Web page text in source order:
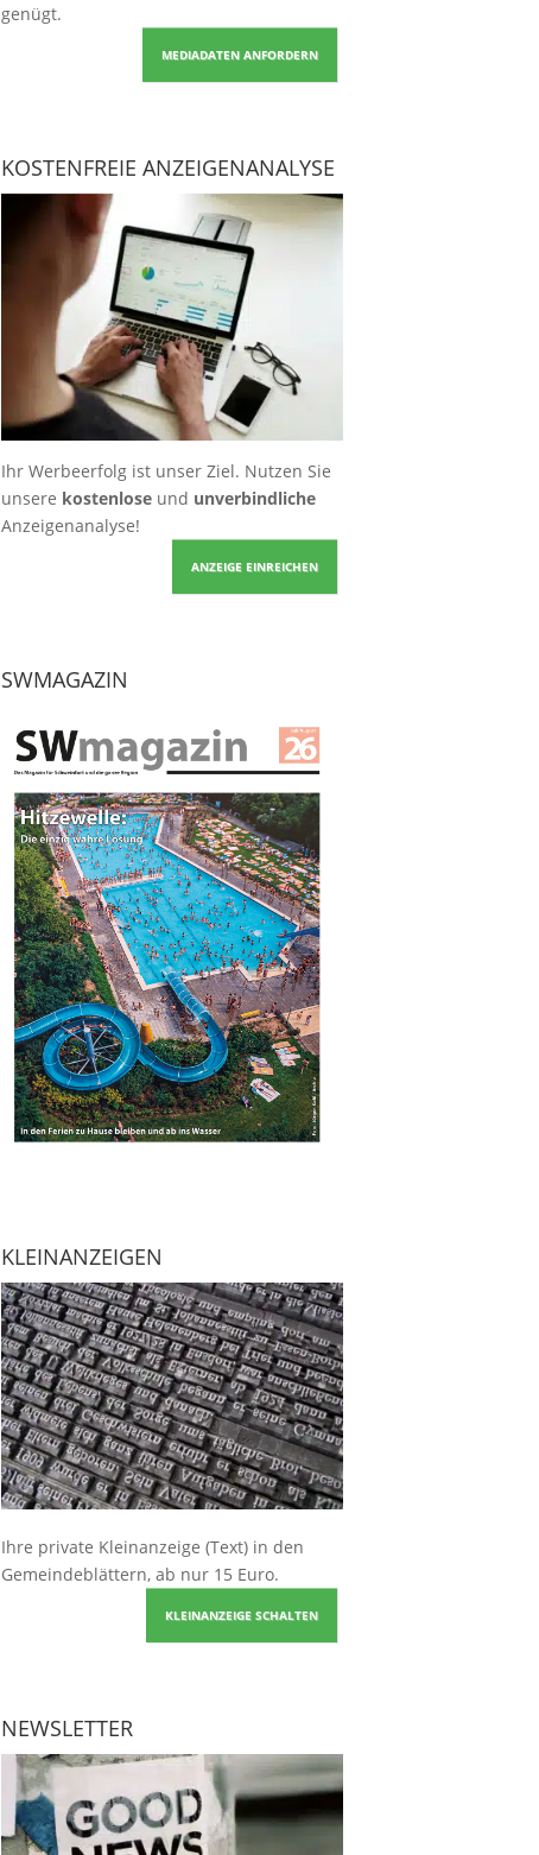
genügt.
MEDIADATEN ANFORDERN
KOSTENFREIE ANZEIGENANALYSE
Ihr Werbeerfolg ist unser Ziel. Nutzen Sie
unsere kostenloseund unverbindliche
Anzeigenanalyse!
ANZEIGE EINREICHEN
SWMAGAZIN
KLEINANZEIGEN
Ihre private Kleinanzeige (Text) in den
Gemeindeblättern, ab nur 15 Euro.
KLEINANZEIGE SCHALTEN
NEWSLETTER